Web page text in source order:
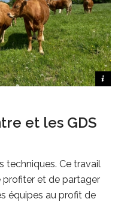
Crédit photo GDS Centre
et les GDS
techniques. Ce travail
et de partager
équipes au profit de